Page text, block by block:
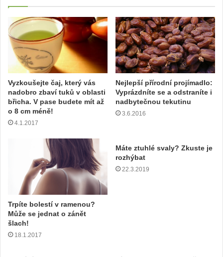
a
š
m
a
i
l
o
v
u
Vyzkoušejte čaj, který vás
nadobro zbaví tuků v oblasti
břicha. V pase budete mít až
o 8 cm méně!
4.1.2017
Nejlepší přírodní projímadlo:
Vyprázdníte se a odstraníte i
nadbytečnou tekutinu
3.6.2016
Trpíte bolestí v ramenou?
Může se jednat o zánět
šlach!
18.1.2017
Máte ztuhlé svaly? Zkuste je
rozhýbat
22.3.2019